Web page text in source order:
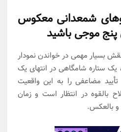
شمعدانی معکوس
پنج موجی باشید
بسیار مهمی در خواندن نمودار
یک ستاره شامگاهی در انتهای یک
مضاعفی را به این واقعیت
بالقوه در انتظار است و زمان
بالعکس.